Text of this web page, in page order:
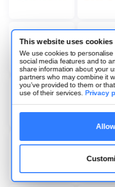
This website uses cookies
We use cookies to
social media features and to
share information about your
partners who may combine it
you’ve provided to them or
use of their services. Privacy